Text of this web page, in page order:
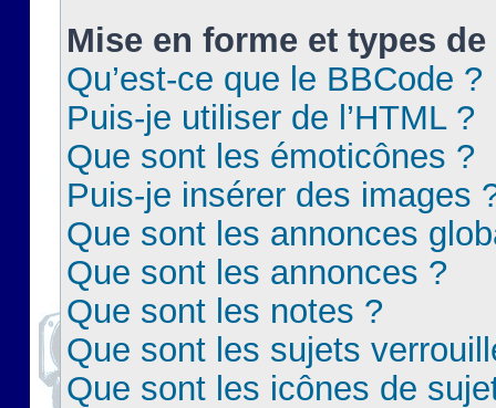
Mise en forme et types
Qu’est-ce que le BBCode ?
Puis-je utiliser de l’HTML ?
Que sont les émoticônes ?
Puis-je insérer des images
Que sont les annonces
Que sont les annonces ?
Que sont les notes ?
Que sont les sujets
Que sont les icônes de